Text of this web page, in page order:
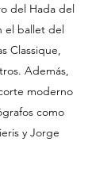
del Hada del
el ballet del
Classique,
Además,
moderno
como
y Jorge